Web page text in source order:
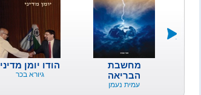
הודו יומן מדיני
גיורא בכר
מחשבת
הבריאה
עמית נעמן